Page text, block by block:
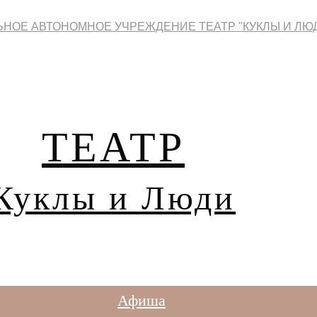
АВТОНОМНОЕ УЧРЕЖДЕНИЕ ТЕАТР "КУКЛЫ И
ТЕАТР
и Люди
Афиша